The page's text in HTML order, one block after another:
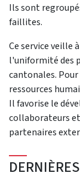
Ils sont
faillites.
Ce service veille
l'uniformité des
cantonales.
ressources
Il favorise le
collaborateurs
partenaires